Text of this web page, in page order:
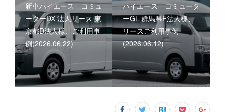
新車ハイエース コミュ
ーターDX 法人リース 東
京都D法人様、ご利用事
例(2026.06.22)
ハイエース コミュータ
ーGL 群馬県F法人様、
リースご利用事例
(2026.06.12)